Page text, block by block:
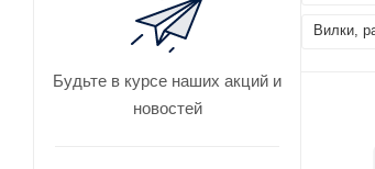
Вилки,
Будьте в курсе наших акций и
новостей